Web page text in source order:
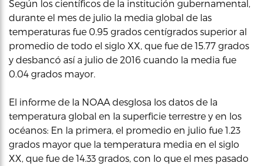
Según los científicos de la institución gubernamental,
durante el mes de julio la media global de las
temperaturas fue 0.95 grados centígrados superior al
promedio de todo el siglo XX, que fue de 15.77 grados
y desbancó así a julio de 2016 cuando la media fue
0.04 grados mayor.
El informe de la NOAA desglosa los datos de la
temperatura global en la superficie terrestre y en los
océanos: En la primera, el promedio en julio fue 1.23
grados mayor que la temperatura media en el siglo
XX, que fue de 14.33 grados, con lo que el mes pasado